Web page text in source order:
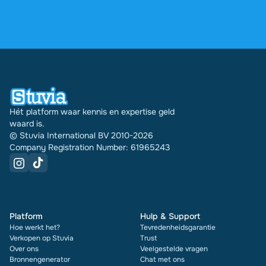
Hét platform waar kennis en expertise geld
waard is.
© Stuvia International BV 2010-2026
Company Registration Number: 61965243
Platform
Hoe werkt het?
Verkopen op Stuvia
Over ons
Bronnengenerator
Hulp & Support
Tevredenheidsgarantie
Trust
Veelgestelde vragen
Chat met ons